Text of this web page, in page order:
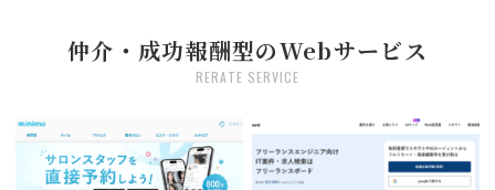
仲介・成功報酬型のWebサービス
RERATE SERVICE